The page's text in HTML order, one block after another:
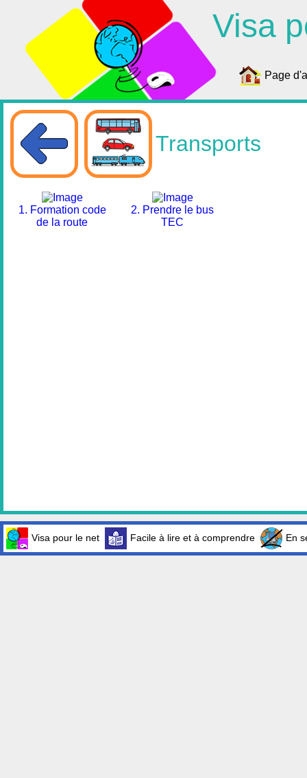
Visa
Page
Transports
1. Formation code
de la route
2. Prendre le bus
TEC
Visa pour le net Facile à lire et à comprendre En